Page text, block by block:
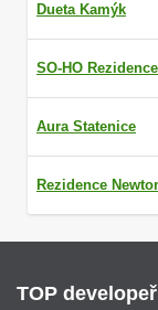
Dueta Kamýk
SO-HO Rezidence
Aura Statenice
Rezidence
TOP